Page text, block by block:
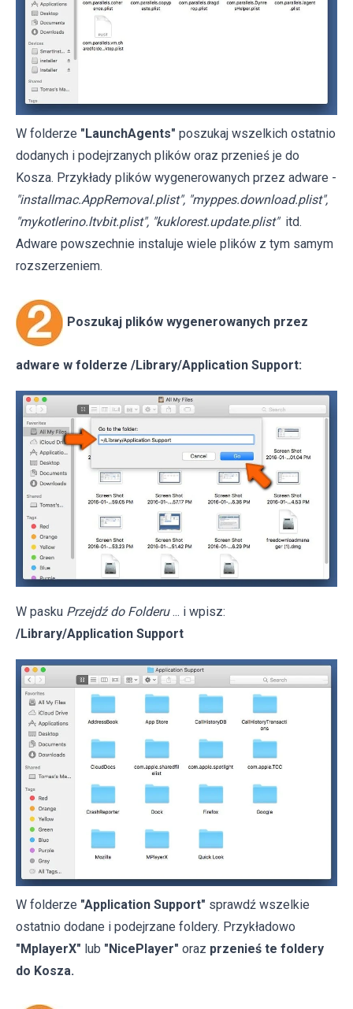
W folderze "LaunchAgents" poszukaj wszelkich ostatnio
dodanych i podejrzanych plików oraz przenieś je do
Kosza. Przykłady plików wygenerowanych przez adware -
"installmac.AppRemoval.plist", "myppes.download.plist",
"mykotlerino.ltvbit.plist", "kuklorest.update.plist" itd.
Adware powszechnie instaluje wiele plików z tym samym
rozszerzeniem.
Poszukaj plików wygenerowanych przez
adware w folderze /Library/Application Support:
W pasku Przejdź do Folderu ... i wpisz:
/Library/Application Support
W folderze "Application Support" sprawdź wszelkie
ostatnio dodane i podejrzane foldery. Przykładowo
"MplayerX" lub "NicePlayer" oraz przenieś te foldery
do Kosza.